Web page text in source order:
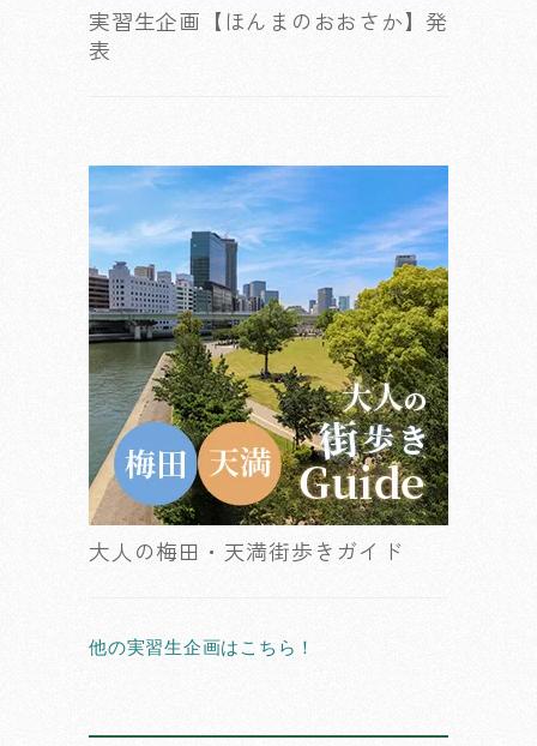
実習生企画【ほんまのおおさか】発
表
大人の梅田・天満街歩きガイド
他の実習生企画はこちら！